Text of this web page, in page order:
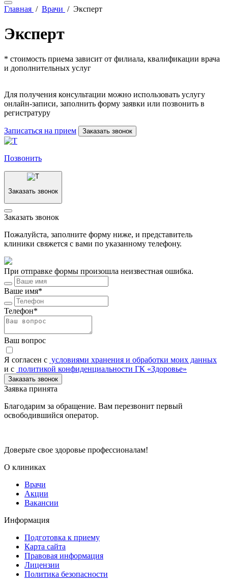
Главная / Врачи / Эксперт
Эксперт
* стоимость приема зависит от филиала, квалификации врача
и дополнительных услуг
Для получения консультации можно использовать услугу
онлайн-записи, заполнить форму заявки или позвонить в
регистратуру
Записаться на прием Заказать звонок
Позвонить
Заказать звонок
Заказать звонок
Пожалуйста, заполните форму ниже, и представитель
клиники свяжется с вами по указанному телефону.
При отправке формы произошла неизвестная ошибка.
Ваше имя*
Телефон*
Ваш вопрос
Я согласен c условиями хранения и обработки моих данных
и с политикой конфиденциальности ГК «Здоровье»
Заказать звонок
Заявка принята
Благодарим за обращение. Вам перезвонит первый
освободившийся оператор.
Доверьте свое здоровье профессионалам!
О клиниках
Врачи
Акции
Вакансии
Информация
Подготовка к приему
Карта сайта
Правовая информация
Лицензии
Политика безопасности